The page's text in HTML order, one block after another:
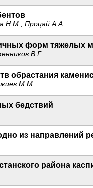
Н.М., Процай А.А.
форм тяжелых
В.Г.
обрастания
М.М.
бедствий
из направлений
района